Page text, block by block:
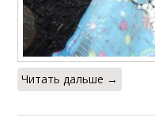
Читать дальше →